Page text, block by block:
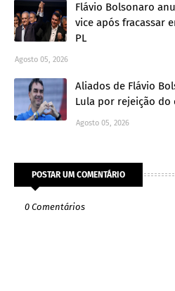
Flávio Bolsonaro
vice após fracassar
PL
Agosto 05, 2026
Aliados de Flávio
Lula por rejeição do
Agosto 05, 2026
POSTAR UM COMENTÁRIO
0 Comentários